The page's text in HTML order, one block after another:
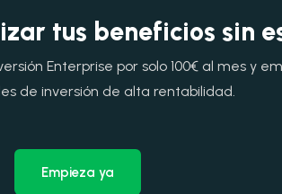
tus beneficios sin
Enterprise por solo 100€ al mes y
de inversión de alta rentabilidad.
Empieza ya